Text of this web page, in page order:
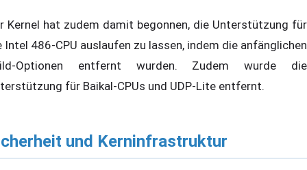
Kernel hat zudem damit begonnen, die Unterstützung für
Intel 486-CPU auslaufen zu lassen, indem die anfänglichen
Optionen entfernt wurden. Zudem wurde die
für Baikal-CPUs und UDP-Lite entfernt.
und Kerninfrastruktur